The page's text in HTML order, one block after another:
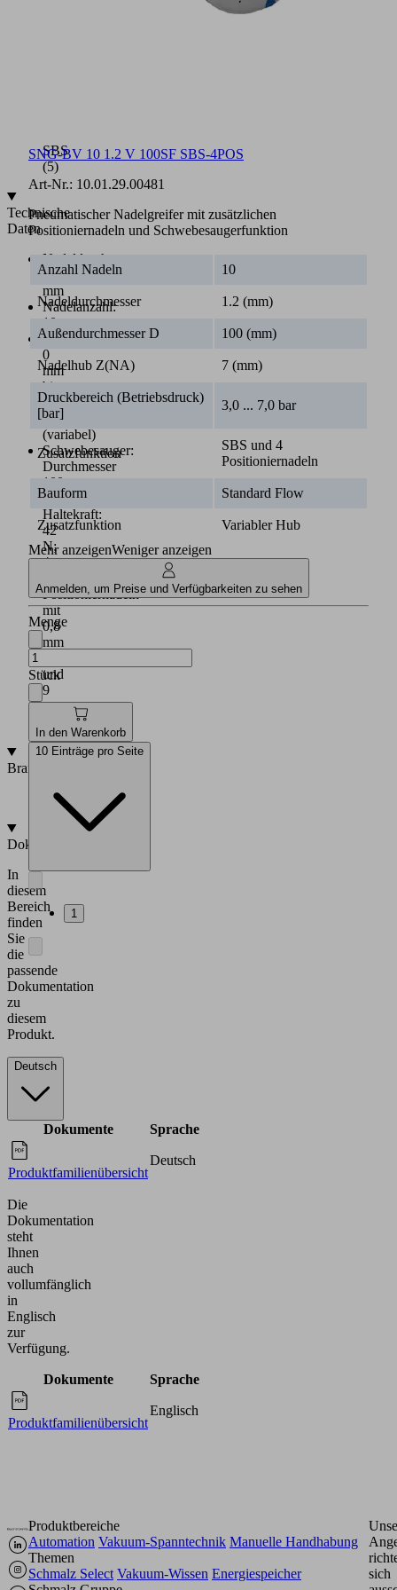
SBS
(5)
Technische
Daten
Nadeldurchmesser:
1,2
mm
Nadelanzahl:
10
Nadelhub:
0
mm
bis
7
mm
(variabel)
Schwebesauger:
Durchmesser
100
mm
Haltekraft:
42
N;
4
Positioniernadeln
mit
0,8
mm
und
9
mm
Nadelhub
Branchen
Faserverbund
Dokumentation
In
diesem
Bereich
finden
Sie
die
passende
Dokumentation
zu
diesem
Produkt.
Deutsch
Dokumente Sprache
Produktfamilienübersicht
Deutsch
Die
Dokumentation
steht
Ihnen
auch
vollumfänglich
in
Englisch
zur
Verfügung.
Dokumente Sprache
Produktfamilienübersicht
Englisch
SNG-BV 10 1.2 V 100SF SBS-4POS
Art-Nr.: 10.01.29.00481
Pneumatischer Nadelgreifer mit zusätzlichen
Positioniernadeln und Schwebesaugerfunktion
Anzahl Nadeln 10
Nadeldurchmesser 1.2 (mm)
Außendurchmesser D 100 (mm)
Nadelhub Z(NA) 7 (mm)
Druckbereich (Betriebsdruck)
[bar]
3,0 ... 7,0 bar
Zusatzfunktion
SBS und 4
Positioniernadeln
Bauform Standard Flow
Zusatzfunktion
Variabler Hub
Mehr anzeigenWeniger anzeigen
Anmelden, um Preise und Verfügbarkeiten zu sehen
Menge
Stück
In den Warenkorb
10 Einträge pro Seite
1
Produktbereiche
Automation Vakuum-Spanntechnik Manuelle Handhabung
Themen
Schmalz Select Vakuum-Wissen Energiespeicher
sich